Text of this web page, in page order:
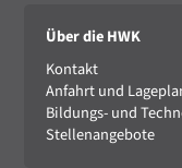
Über die HWK
Kontakt
Anfahrt und
Bildungs- und
Stellenangebote